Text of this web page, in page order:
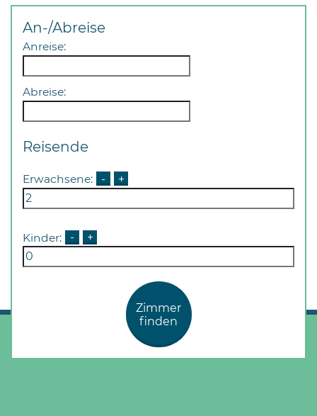
An-/Abreise
Anreise:
Abreise:
Reisende
Erwachsene: - +
Kinder: - +
Zimmer
finden